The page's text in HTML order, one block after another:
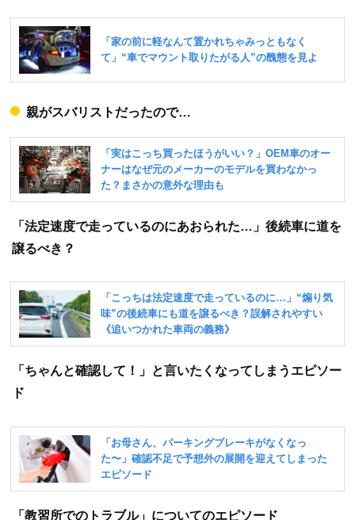
親がスバリストだったので…
「法定速度で走っているのにあおられた…」後続車に道を
譲るべき？
「ちゃんと確認して！」と言いたくなってしまうエピソー
ド
「教習所でのトラブル」についてのエピソード